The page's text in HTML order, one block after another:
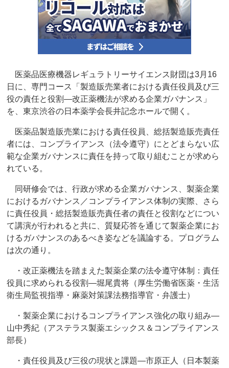
医薬品医療機器レギュラトリーサイエンス財団は3月16
日に、専門コース「製造販売業者における責任役員及び三
役の責任と役割―改正薬機法が求める企業ガバナンス」
を、東京渋谷の日本薬学会長井記念ホールで開く。
医薬品製造販売業における責任役員、総括製造販売責任
者には、コンプライアンス（法令遵守）にとどまらない広
範な企業ガバナンスに責任を持って取り組むことが求めら
れている。
同研修会では、行政が求める企業ガバナンス、製薬企業
におけるガバナンス／コンプライアンス体制の実際、さら
に責任役員・総括製造販売責任者の責任と役割などについ
て講演が行われると共に、質疑応答を通じて製薬企業にお
けるガバナンスのあるべき姿などを議論する。プログラム
は次の通り。
・改正薬機法を踏まえた製薬企業の法令遵守体制：責任
役員に求められる役割―堀尾貴将（厚生労働省医薬・生活
衛生局監視指導・麻薬対策課法務指導官・弁護士）
・製薬企業におけるコンプライアンス強化の取り組み―
山中秀紀（アステラス製薬エシックス＆コンプライアンス
部長）
・責任役員及び三役の現状と課題―市原正人（日本製薬